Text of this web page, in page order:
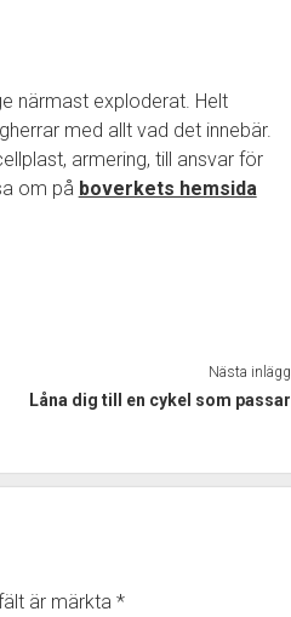
närmast exploderat. Helt
med allt vad det innebär.
armering, till ansvar för
om på boverkets hemsida
Nästa inlägg
Låna dig till en cykel som passar
är märkta *